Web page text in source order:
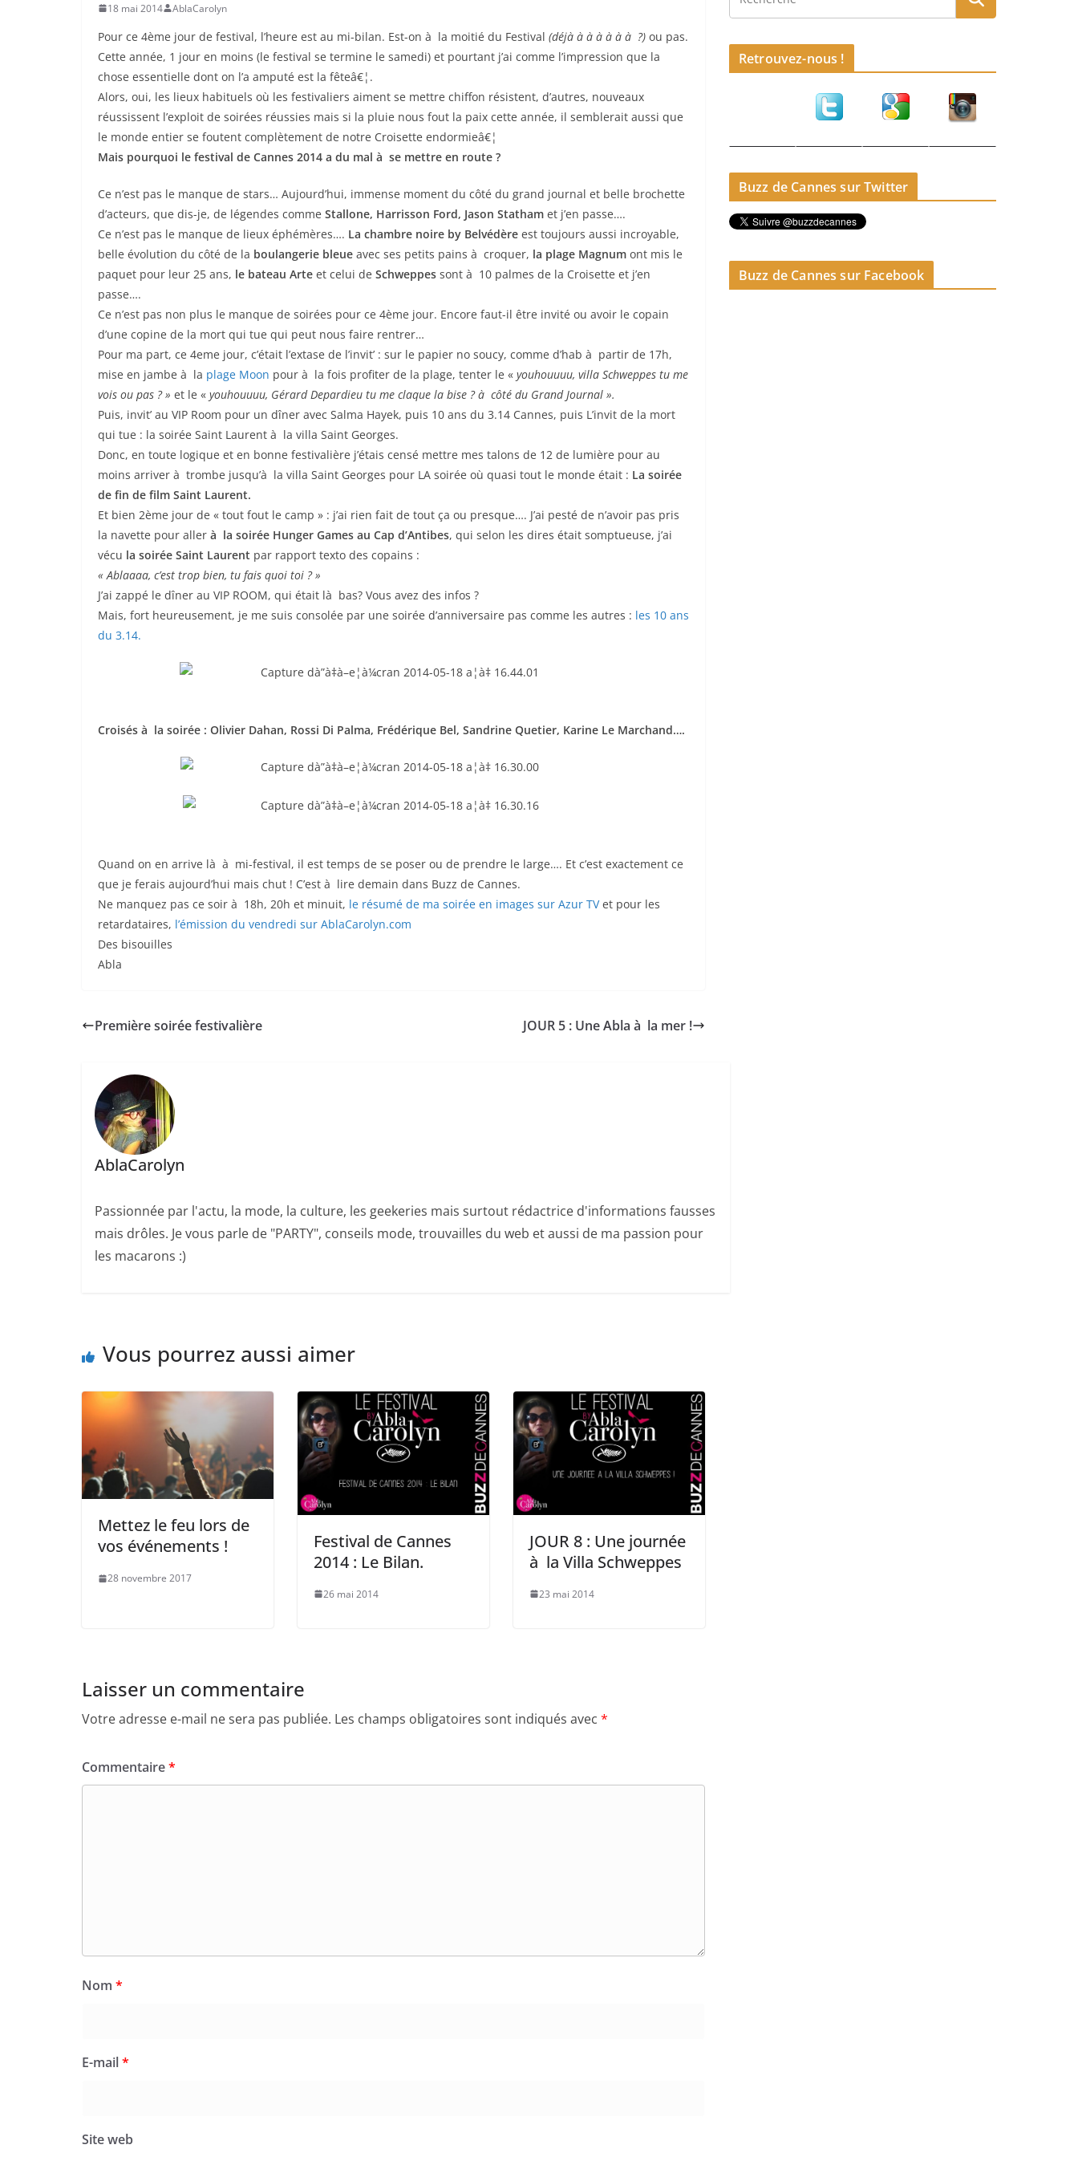
18 mai 2014 AblaCarolyn
Pour ce 4ème jour de festival, l’heure est au mi-bilan. Est-on à la moitié du Festival (déjà à à à à à à ?) ou pas.
Cette année, 1 jour en moins (le festival se termine le samedi) et pourtant j’ai comme l’impression que la
chose essentielle dont on l’a amputé est la fêteâ€¦.
Alors, oui, les lieux habituels où les festivaliers aiment se mettre chiffon résistent, d’autres, nouveaux
réussissent l’exploit de soirées réussies mais si la pluie nous fout la paix cette année, il semblerait aussi que
le monde entier se foutent complètement de notre Croisette endormieâ€¦
Mais pourquoi le festival de Cannes 2014 a du mal à se mettre en route ?
Ce n’est pas le manque de stars… Aujourd’hui, immense moment du côté du grand journal et belle brochette
d’acteurs, que dis-je, de légendes comme Stallone, Harrisson Ford, Jason Statham et j’en passe….
Ce n’est pas le manque de lieux éphémères…. La chambre noire by Belvédère est toujours aussi incroyable,
belle évolution du côté de la boulangerie bleue avec ses petits pains à croquer, la plage Magnum ont mis le
paquet pour leur 25 ans, le bateau Arte et celui de Schweppes sont à 10 palmes de la Croisette et j’en
passe….
Ce n’est pas non plus le manque de soirées pour ce 4ème jour. Encore faut-il être invité ou avoir le copain
d’une copine de la mort qui tue qui peut nous faire rentrer…
Pour ma part, ce 4eme jour, c’était l’extase de l’invit’ : sur le papier no soucy, comme d’hab à partir de 17h,
mise en jambe à la plage Moon pour à la fois profiter de la plage, tenter le « youhouuuu, villa Schweppes tu me
vois ou pas ? » et le « youhouuuu, Gérard Depardieu tu me claque la bise ? à côté du Grand Journal ».
Puis, invit’ au VIP Room pour un dîner avec Salma Hayek, puis 10 ans du 3.14 Cannes, puis L’invit de la mort
qui tue : la soirée Saint Laurent à la villa Saint Georges.
Donc, en toute logique et en bonne festivalière j’étais censé mettre mes talons de 12 de lumière pour au
moins arriver à trombe jusqu’à la villa Saint Georges pour LA soirée où quasi tout le monde était : La soirée
de fin de film Saint Laurent.
Et bien 2ème jour de « tout fout le camp » : j’ai rien fait de tout ça ou presque…. J’ai pesté de n’avoir pas pris
la navette pour aller à la soirée Hunger Games au Cap d’Antibes, qui selon les dires était somptueuse, j’ai
vécu la soirée Saint Laurent par rapport texto des copains :
« Ablaaaa, c’est trop bien, tu fais quoi toi ? »
J’ai zappé le dîner au VIP ROOM, qui était là bas? Vous avez des infos ?
Mais, fort heureusement, je me suis consolée par une soirée d’anniversaire pas comme les autres : les 10 ans
du 3.14.
Croisés à la soirée : Olivier Dahan, Rossi Di Palma, Frédérique Bel, Sandrine Quetier, Karine Le Marchand….
Quand on en arrive là à mi-festival, il est temps de se poser ou de prendre le large…. Et c’est exactement ce
que je ferais aujourd’hui mais chut ! C’est à lire demain dans Buzz de Cannes.
Ne manquez pas ce soir à 18h, 20h et minuit, le résumé de ma soirée en images sur Azur TVet pour les
retardataires, l’émission du vendredi sur AblaCarolyn.com
Des bisouilles
Abla
Première soirée festivalière JOUR 5 : Une Abla à la mer !
AblaCarolyn
Passionnée par l'actu, la mode, la culture, les geekeries mais surtout rédactrice d'informations fausses
mais drôles. Je vous parle de "PARTY", conseils mode, trouvailles du web et aussi de ma passion pour
les macarons :)
Vous pourrez aussi aimer
Mettez le feu lors de
vos événements !
28 novembre 2017
Festival de Cannes
2014 : Le Bilan.
26 mai 2014
JOUR 8 : Une journée
à la Villa Schweppes
23 mai 2014
Laisser un commentaire
Votre adresse e-mail ne sera pas publiée. Les champs obligatoires sont indiqués avec *
Commentaire*
Nom *
E-mail*
Site web
Retrouvez-nous !
Buzz de Cannes sur Twitter
Buzz de Cannes sur Facebook